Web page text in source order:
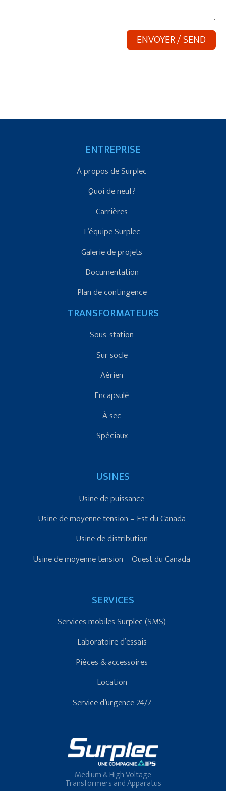
ENTREPRISE
À propos de Surplec
Quoi de neuf?
Carrières
L’équipe Surplec
Galerie de projets
Documentation
Plan de contingence
TRANSFORMATEURS
Sous-station
Sur socle
Aérien
Encapsulé
À sec
Spéciaux
USINES
Usine de puissance
Usine de moyenne tension – Est du Canada
Usine de distribution
Usine de moyenne tension – Ouest du Canada
SERVICES
Services mobiles Surplec (SMS)
Laboratoire d’essais
Pièces & accessoires
Location
Service d’urgence 24/7
Medium & High Voltage
Transformers and Apparatus